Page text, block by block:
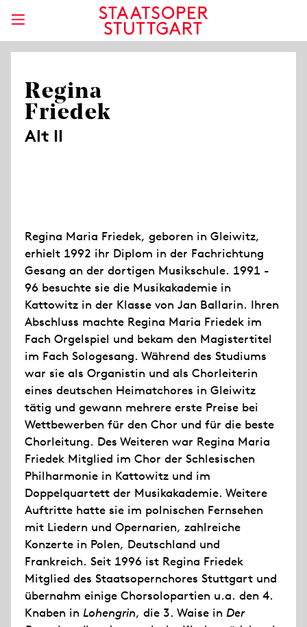
Regina
Friedek
Alt II
Regina Maria Friedek, geboren in Gleiwitz,
erhielt 1992 ihr Diplom in der Fachrichtung
Gesang an der dortigen Musikschule. 1991 -
96 besuchte sie die Musikakademie in
Kattowitz in der Klasse von Jan Ballarin. Ihren
Abschluss machte Regina Maria Friedek im
Fach Orgelspiel und bekam den Magistertitel
im Fach Sologesang. Während des Studiums
war sie als Organistin und als Chorleiterin
eines deutschen Heimatchores in Gleiwitz
tätig und gewann mehrere erste Preise bei
Wettbewerben für den Chor und für die beste
Chorleitung. Des Weiteren war Regina Maria
Friedek Mitglied im Chor der Schlesischen
Philharmonie in Kattowitz und im
Doppelquartett der Musikakademie. Weitere
Auftritte hatte sie im polnischen Fernsehen
mit Liedern und Opernarien, zahlreiche
Konzerte in Polen, Deutschland und
Frankreich. Seit 1996 ist Regina Friedek
Mitglied des Staatsopernchores Stuttgart und
übernahm einige Chorsolopartien u.a. den 4.
Knaben in Lohengrin, die 3. Waise in Der